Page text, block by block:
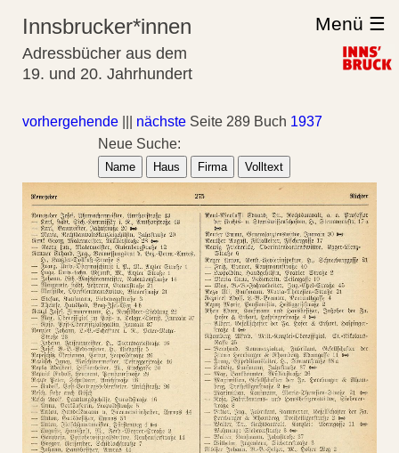
Innsbrucker*innen
Adressbücher aus dem
19. und 20. Jahrhundert
Menü ☰
vorhergehende nächste Seite 289 Buch 1937
Neue Suche:
Name Haus Firma Volltext